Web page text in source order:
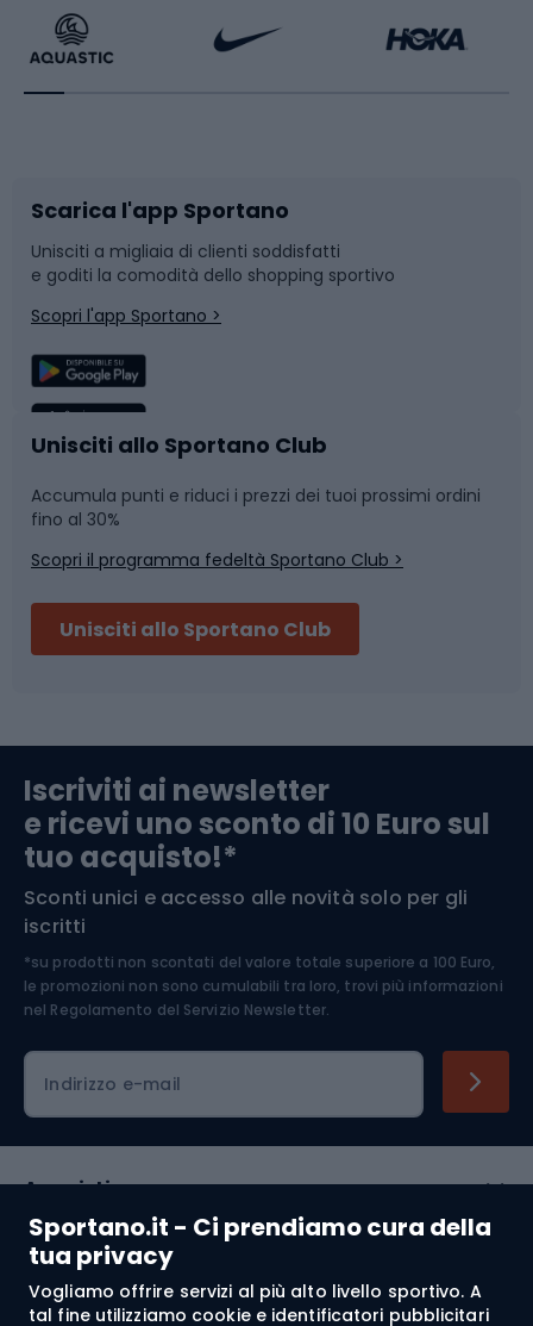
Sportano.it - Ci prendiamo cura della
tua privacy
Vogliamo offrire servizi al più alto livello sportivo. A
tal fine utilizziamo cookie e identificatori pubblicitari
Bikepacking
Bushcraft
Corsa
Sport di squadra
Caschi da ciclismo
Skitouring
Abbigliamento da escursionismo
Sport con le racchette
Slitte e slittini
Snowboard
Camminata nordica
Nuoto
Pattinaggio
Componenti per biciclette
Arrampicata
Medicina dello sport
Abbigliamento ciclistico
Scarica l'app Sportano
Unisciti a migliaia di clienti soddisfatti
e goditi la comodità dello shopping sportivo
Scopri l'app Sportano >
Unisciti allo Sportano Club
Accumula punti e riduci i prezzi dei tuoi prossimi ordini
fino al 30%
Scopri il programma fedeltà Sportano Club >
Unisciti allo Sportano Club
Iscriviti ai newsletter
e ricevi uno sconto di 10 Euro sul
tuo acquisto!*
Sconti unici e accesso alle novità solo per gli
iscritti
*su prodotti non scontati del valore totale superiore a 100 Euro,
le promozioni non sono cumulabili tra loro, trovi più informazioni
nel Regolamento del Servizio Newsletter.
Indirizzo e-mail
Acquisti
Servizio clienti
Regolamento